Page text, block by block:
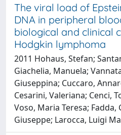
The viral load of
DNA in peripheral
biological and clinical
Hodgkin lymphoma
2011 Hohaus, Stefan;
Giachelia, Manuela;
Giuseppina; Cuccaro,
Cesarini, Valeriana; Cenci,
Voso, Maria Teresa; Fadda,
Giuseppe; Larocca, Luigi